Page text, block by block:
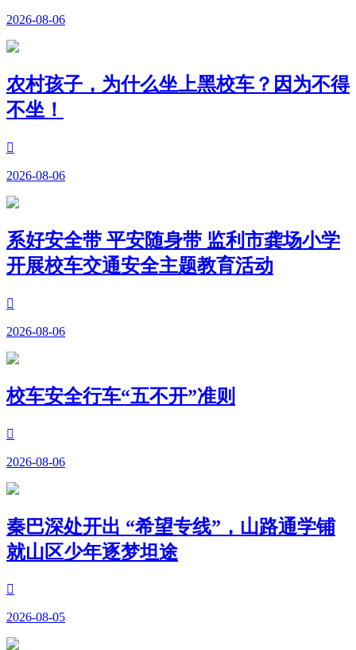
2026-08-06
农村孩子，为什么坐上黑校车？因为不得
不坐！

2026-08-06
系好安全带 平安随身带 监利市龚场小学
开展校车交通安全主题教育活动

2026-08-06
校车安全行车“五不开”准则

2026-08-06
秦巴深处开出 “希望专线”，山路通学铺
就山区少年逐梦坦途

2026-08-05